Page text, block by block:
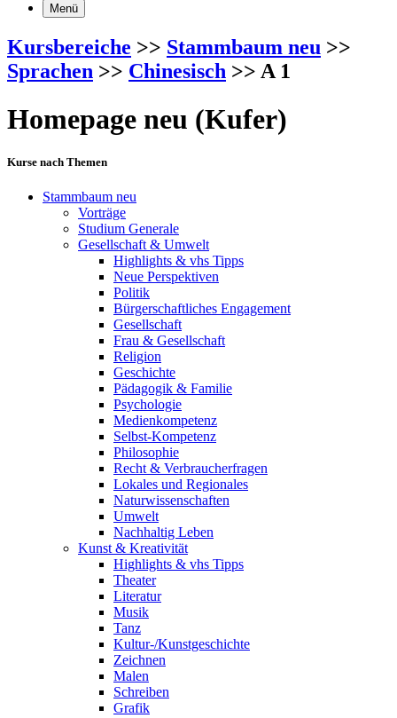
Menü
Kursbereiche >> Stammbaum neu >>
Sprachen >> Chinesisch >> A 1
Homepage neu (Kufer)
Kurse nach Themen
Stammbaum neu
Vorträge
Studium Generale
Gesellschaft & Umwelt
Highlights & vhs Tipps
Neue Perspektiven
Politik
Bürgerschaftliches Engagement
Gesellschaft
Frau & Gesellschaft
Religion
Geschichte
Pädagogik & Familie
Psychologie
Medienkompetenz
Selbst-Kompetenz
Philosophie
Recht & Verbraucherfragen
Lokales und Regionales
Naturwissenschaften
Umwelt
Nachhaltig Leben
Kunst & Kreativität
Highlights & vhs Tipps
Theater
Literatur
Musik
Tanz
Kultur-/Kunstgeschichte
Zeichnen
Malen
Schreiben
Grafik